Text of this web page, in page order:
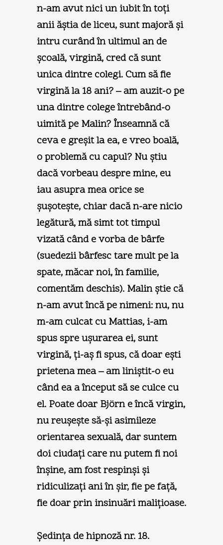
n-am avut nici un iubit în toţi
anii ăştia de liceu, sunt majoră şi
intru curând în ultimul an de
şcoală, virgină, cred că sunt
unica dintre colegi. Cum să fie
virgină la 18 ani? – am auzit-o pe
una dintre colege întrebând-o
uimită pe Malin? Înseamnă că
ceva e greşit la ea, e vreo boală,
o problemă cu capul? Nu ştiu
dacă vorbeau despre mine, eu
iau asupra mea orice se
şuşoteşte, chiar dacă n-are nicio
legătură, mă simt tot timpul
vizată când e vorba de bârfe
(suedezii bârfesc tare mult pe la
spate, măcar noi, în familie,
comentăm deschis). Malin ştie că
n-am avut încă pe nimeni: nu, nu
m-am culcat cu Mattias, i-am
spus spre uşurarea ei, sunt
virgină, ţi-aş fi spus, că doar eşti
prietena mea – am liniştit-o eu
când ea a început să se culce cu
el. Poate doar Björn e încă virgin,
nu reuşeşte să-şi asimileze
orientarea sexuală, dar suntem
doi ciudaţi care nu putem fi noi
înşine, am fost respinşi şi
ridiculizaţi ani în şir, fie pe faţă,
fie doar prin insinuări maliţioase.
Şedinţa de hipnoză nr. 18.